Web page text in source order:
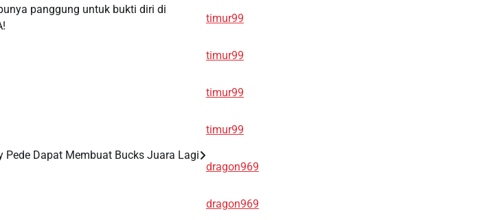
panggung untuk bukti diri di
Pede Dapat Membuat Bucks Juara Lagi
timur99
timur99
timur99
timur99
dragon969
dragon969